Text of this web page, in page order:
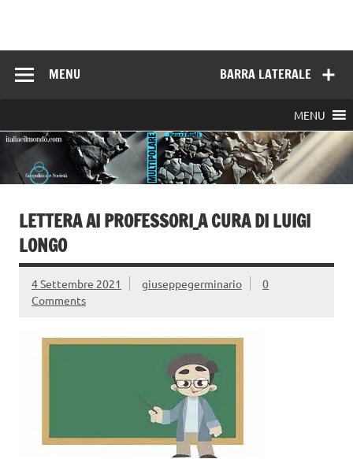
BARRA LATERALE
MENU
MENU
LETTERA AI PROFESSORI_A CURA DI LUIGI
LONGO
4 Settembre 2021 giuseppegerminario
0
Comments